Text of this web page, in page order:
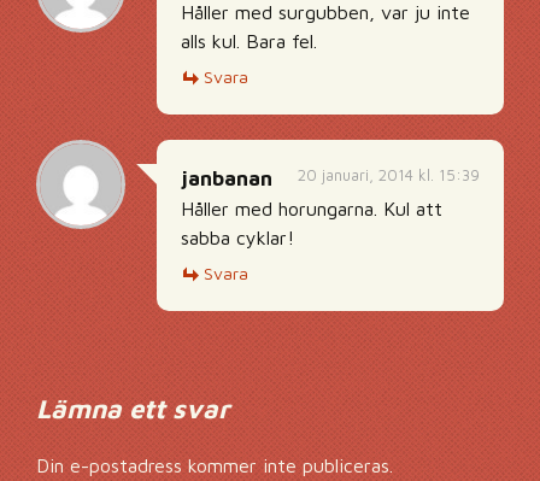
Håller med surgubben, var ju inte
alls kul. Bara fel.
Svara
20 januari, 2014 kl. 15:39
janbanan
Håller med horungarna. Kul att
sabba cyklar!
Svara
Lämna ett svar
Din e-postadress kommer inte publiceras.